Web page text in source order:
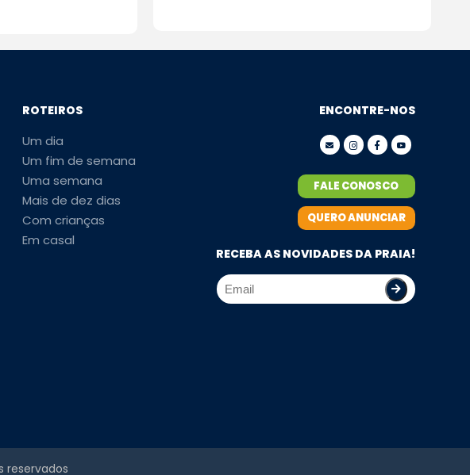
ROTEIROS
Um dia
Um fim de semana
Uma semana
Mais de dez dias
Com crianças
Em casal
ENCONTRE-NOS
FALE CONOSCO
QUERO ANUNCIAR
RECEBA AS NOVIDADES DA PRAIA!
reservados